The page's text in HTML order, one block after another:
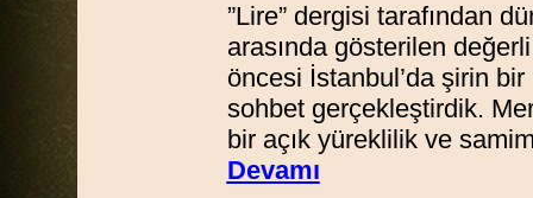
”Lire” dergisi tarafından
arasında gösterilen
öncesi İstanbul’da şirin
sohbet gerçekleştirdik.
bir açık yüreklilik ve
Devamı